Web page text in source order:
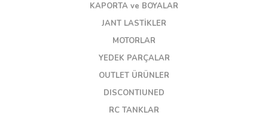
KAPORTA ve BOYALAR
JANT LASTİKLER
MOTORLAR
YEDEK PARÇALAR
OUTLET ÜRÜNLER
DISCONTIUNED
RC TANKLAR